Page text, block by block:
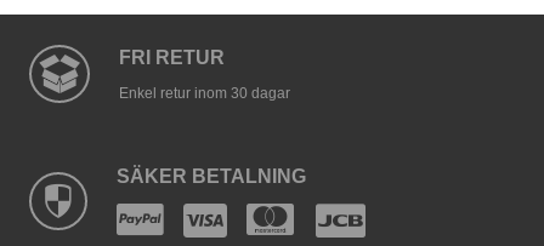
FRI RETUR
Enkel retur inom 30 dagar
SÄKER BETALNING